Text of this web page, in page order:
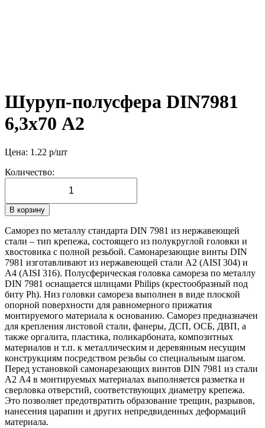
Шуруп-полусфера DIN7981
6,3х70 А2
Цена: 1.22 р/шт
Количество:
В корзину
Саморез по металлу стандарта DIN 7981 из нержавеющей
стали – тип крепежа, состоящего из полукруглой головки и
хвостовика с полной резьбой. Самонарезающие винты DIN
7981 изготавливают из нержавеющей стали А2 (AISI 304) и
А4 (AISI 316). Полусферическая головка самореза по металлу
DIN 7981 оснащается шлицами Philips (крестообразный под
биту Ph). Низ головки самореза выполнен в виде плоской
опорной поверхности для равномерного прижатия
монтируемого материала к основанию. Саморез предназначен
для крепления листовой стали, фанеры, ДСП, ОСБ, ДВП, а
также оргалита, пластика, поликарбоната, композитных
материалов и т.п. к металлическим и деревянным несущим
конструкциям посредством резьбы со специальным шагом.
Перед установкой самонарезающих винтов DIN 7981 из стали
А2 А4 в монтируемых материалах выполняется разметка и
сверловка отверстий, соответствующих диаметру крепежа.
Это позволяет предотвратить образование трещин, разрывов,
нанесения царапин и других непредвиденных деформаций
материала.